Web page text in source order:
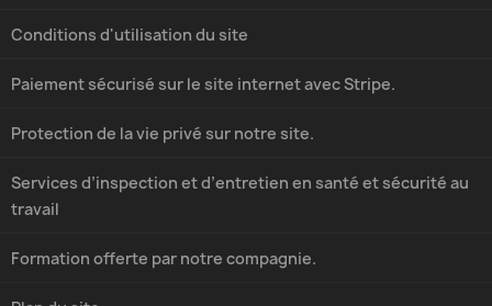
Conditions d'utilisation du site
Paiement sécurisé sur le site internet avec Stripe.
Protection de la vie privé sur notre site.
Services d’inspection et d’entretien en santé et sécurité au
travail
Formation offerte par notre compagnie.